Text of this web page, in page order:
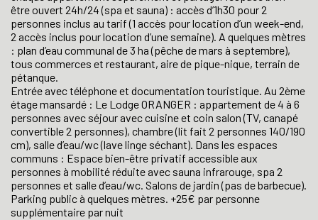
être ouvert 24h/24 (spa et sauna) : accès d’1h30 pour 2
personnes inclus au tarif (1 accès pour location d’un week-end,
2 accès inclus pour location d’une semaine). A quelques mètres
: plan d’eau communal de 3 ha (pêche de mars à septembre),
tous commerces et restaurant, aire de pique-nique, terrain de
pétanque.
Entrée avec téléphone et documentation touristique. Au 2ème
étage mansardé : Le Lodge ORANGER : appartement de 4 à 6
personnes avec séjour avec cuisine et coin salon (TV, canapé
convertible 2 personnes), chambre (lit fait 2 personnes 140/190
cm), salle d’eau/wc (lave linge séchant). Dans les espaces
communs : Espace bien-être privatif accessible aux
personnes à mobilité réduite avec sauna infrarouge, spa 2
personnes et salle d’eau/wc. Salons de jardin (pas de barbecue).
Parking public à quelques mètres. +25€ par personne
supplémentaire par nuit